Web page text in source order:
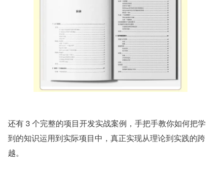
还有 3 个完整的项目开发实战案例，手把手教你如何把学
到的知识运用到实际项目中，真正实现从理论到实践的跨
越。